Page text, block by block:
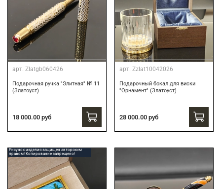
арт. Zlatgb060426
Подарочная ручка "Элитная" № 11
(Златоуст)
18 000.00 руб
арт. Zzlat10042026
Подарочный бокал для виски
"Орнамент" (Златоуст)
28 000.00 руб
Рисунок изделия защищен авторским
правом! Копирование запрещено!